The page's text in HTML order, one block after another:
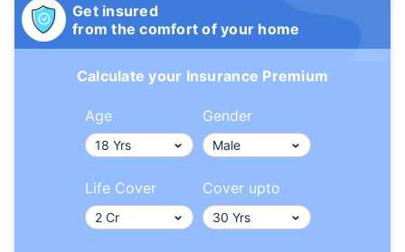
Get insured
from the comfort of your home
Calculate your Insurance Premium
Age Gender
Life Cover Cover upto